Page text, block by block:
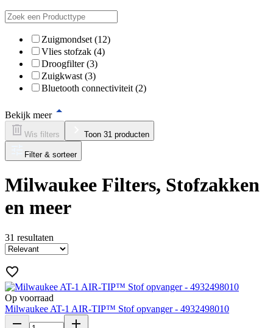
Zuigmondset (12)
Vlies stofzak (4)
Droogfilter (3)
Zuigkwast (3)
Bluetooth connectiviteit (2)
Bekijk meer
Wis filters Toon 31 producten
Filter & sorteer
Milwaukee Filters, Stofzakken
en meer
31 resultaten
Op voorraad
Milwaukee AT-1 AIR-TIP™ Stof opvanger - 4932498010